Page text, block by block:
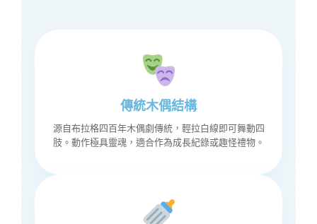
傳統木偶結構
源自布拉格四百年木偶劇傳統，輕拉白線即可舞動四
肢。動作極具靈魂，適合作為成長紀錄或趣怪禮物。